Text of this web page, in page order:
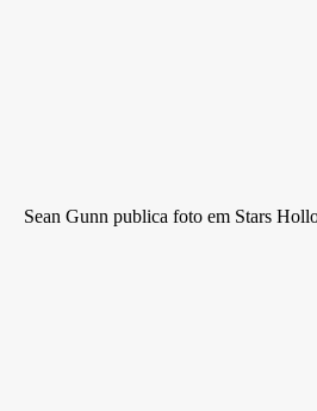
Sean Gunn publica foto em Stars